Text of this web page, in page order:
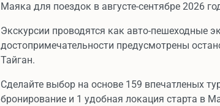
Маяка для поездок в августе-сентябре 2026
Экскурсии проводятся как авто-пешеходные
достопримечательности предусмотрены
Тайган.
Сделайте выбор на основе 159 впечатленых
бронирование и 1 удобная локация старта в